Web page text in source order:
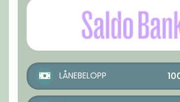
LÅNEBELOPP